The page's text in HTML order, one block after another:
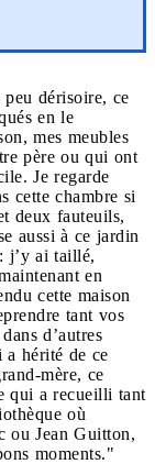
peu dérisoire, ce
en le
mes meubles
père ou qui ont
Je regarde
cette chambre si
deux fauteuils,
aussi à ce jardin
j’y ai taillé,
en
cette maison
tant vos
d’autres
hérité de ce
mère, ce
qui a recueilli tant
où
ou Jean Guitton,
moments."